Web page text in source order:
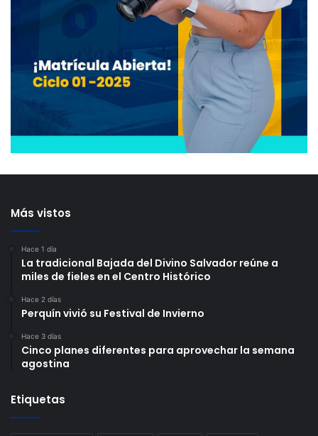
Más vistos
Hace 1 día
La tradicional Bajada del Divino Salvador reúne a
miles de fieles en el Centro Histórico
Hace 2 días
Perquín vivió su Festival de Invierno
Hace 3 días
Cinco planes diferentes para aprovechar la semana
agostina
Etiquetas